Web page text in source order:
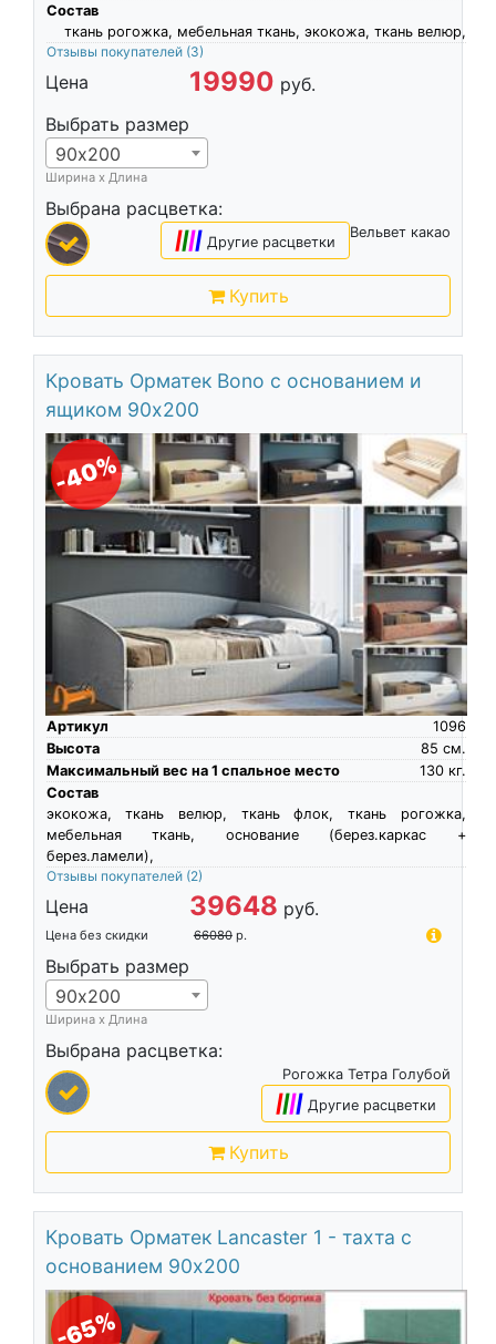
Состав
ткань рогожка, мебельная ткань, экокожа, ткань велюр,
Отзывы покупателей (3)
Цена 19990 руб.
Выбрать размер
90х200
Ширина х Длина
Выбрана расцветка:
Вельвет какао
|||| Другие расцветки
Купить
Кровать Орматек Bono с основанием и
ящиком 90х200
-40%
Артикул
1096
Высота
см.
85
Максимальный вес на 1 спальное место
кг.
130
Состав
экокожа, ткань велюр, ткань флок, ткань рогожка,
мебельная ткань, основание (берез.каркас +
берез.ламели),
Отзывы покупателей (2)
Цена 39648 руб.
Цена без скидки 66080 р.
Выбрать размер
90х200
Ширина х Длина
Выбрана расцветка:
Рогожка Тетра Голубой
|||| Другие расцветки
Купить
Кровать Орматек Lancaster 1 - тахта с
основанием 90х200
-65%